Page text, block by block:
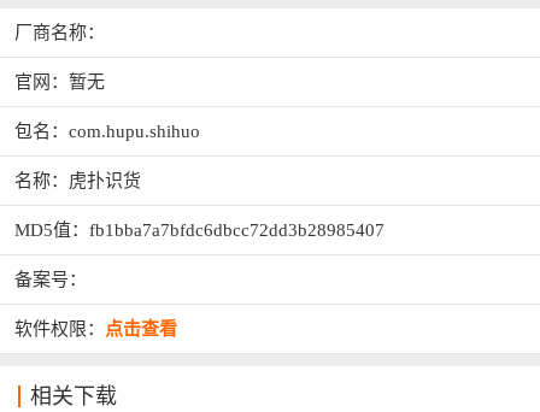
厂商名称：
官网：暂无
包名：com.hupu.shihuo
名称：虎扑识货
MD5值：fb1bba7a7bfdc6dbcc72dd3b28985407
备案号：
软件权限： 点击查看
相关下载